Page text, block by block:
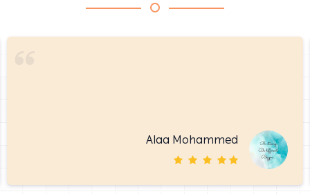
Alaa Mohammed